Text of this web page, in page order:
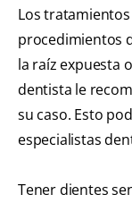
Los
procedimientos
la raíz expuesta
dentista le
su caso. Esto
especialistas
Tener dientes